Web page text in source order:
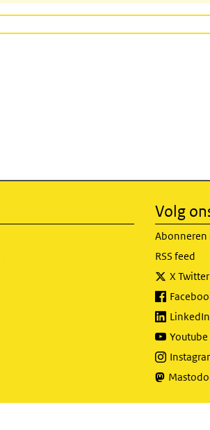
Volg
Abonneren
RSS feed
X Twitter
LinkedIn
Youtube